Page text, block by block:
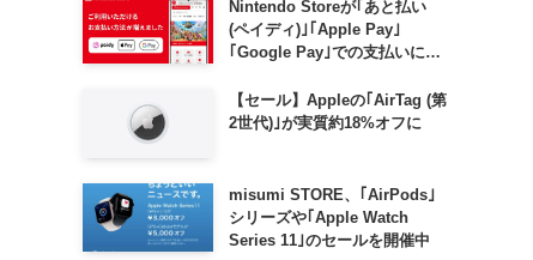
Nintendo Storeが｢あと払い
(ペイディ)｣｢Apple Pay｣
｢Google Pay｣での支払いに対
【セール】Appleの｢AirTag (第
2世代)｣が実質約18%オフに
misumi STORE、｢AirPods｣
シリーズや｢Apple Watch
Series 11｣のセールを開催中